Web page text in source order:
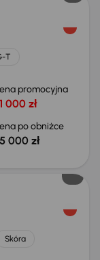
T
promocyjna
000 zł
po obniżce
000 zł
Skóra